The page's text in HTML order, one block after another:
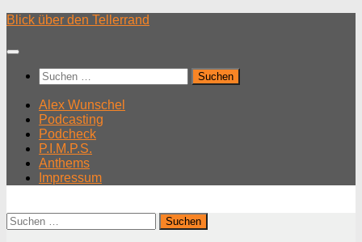
Unter
Inhalt
Blick über den Tellerrand
Suchen
nach:
Alex Wunschel
Podcasting
Podcheck
P.I.M.P.S.
Anthems
Impressum
Suchen
nach: